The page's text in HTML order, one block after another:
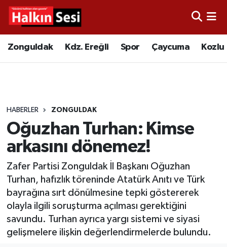
Zonguldak Kdz. Ereğli Spor Çaycuma Kozlu
HABERLER ZONGULDAK
Oğuzhan Turhan: Kimse
arkasını dönemez!
Zafer Partisi Zonguldak İl Başkanı Oğuzhan
Turhan, hafızlık töreninde Atatürk Anıtı ve Türk
bayrağına sırt dönülmesine tepki göstererek
olayla ilgili soruşturma açılması gerektiğini
savundu. Turhan ayrıca yargı sistemi ve siyasi
gelişmelere ilişkin değerlendirmelerde bulundu.
Video
Çaycuma
Alaplı
Asayiş
Bartın
Karabük
Merkez Hava Durumu
Tüm Manşetler
Son Dakika Haberleri
Haber Arşivi